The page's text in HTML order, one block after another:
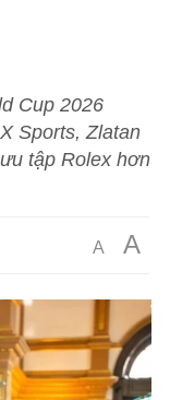
Cup 2026
Sports, Zlatan
tập Rolex hơn
A A